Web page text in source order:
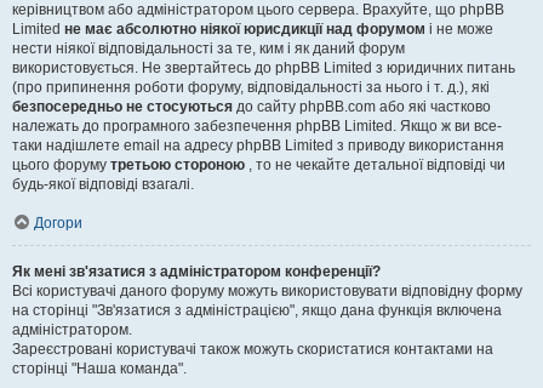
керівництвом або адміністратором цього сервера. Врахуйте, що phpBB
Limited не має абсолютно ніякої юрисдикції над форумом і не може
нести ніякої відповідальності за те, ким і як даний форум
використовується. Не звертайтесь до phpBB Limited з юридичних питань
(про припинення роботи форуму, відповідальності за нього і т. д.), які
безпосередньо не стосуються до сайту phpBB.com або які частково
належать до програмного забезпечення phpBB Limited. Якщо ж ви все-
таки надішлете email на адресу phpBB Limited з приводу використання
цього форуму третьою стороною , то не чекайте детальної відповіді чи
будь-якої відповіді взагалі.
Догори
Як мені зв'язатися з адміністратором конференції?
Всі користувачі даного форуму можуть використовувати відповідну форму
на сторінці "Зв'язатися з адміністрацією", якщо дана функція включена
адміністратором.
Зареєстровані користувачі також можуть скористатися контактами на
сторінці "Наша команда".